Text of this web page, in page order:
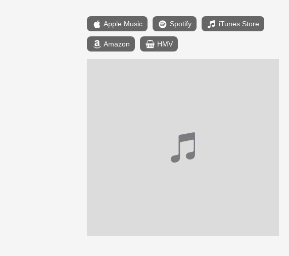
Apple Music Spotify iTunes Store
Amazon HMV